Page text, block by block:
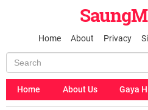
Home About Privacy
Home About Us Gaya